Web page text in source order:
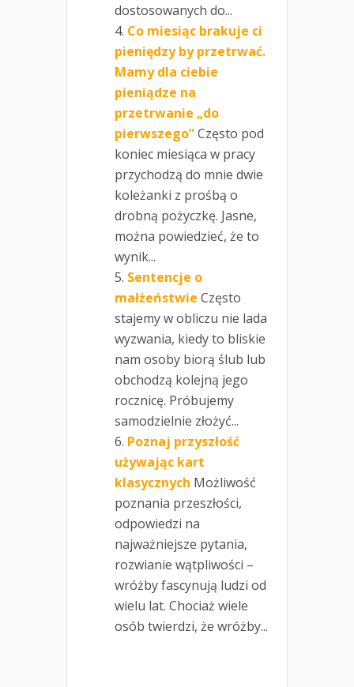
dostosowanych do...
Co miesiąc brakuje ci
pieniędzy by przetrwać.
Mamy dla ciebie
pieniądze na
przetrwanie „do
pierwszego”Często pod
koniec miesiąca w pracy
przychodzą do mnie dwie
koleżanki z prośbą o
drobną pożyczkę. Jasne,
można powiedzieć, że to
wynik...
Sentencje o
małżeństwie Często
stajemy w obliczu nie lada
wyzwania, kiedy to bliskie
nam osoby biorą ślub lub
obchodzą kolejną jego
rocznicę. Próbujemy
samodzielnie złożyć...
Poznaj przyszłość
używając kart
klasycznych Możliwość
poznania przeszłości,
odpowiedzi na
najważniejsze pytania,
rozwianie wątpliwości –
wróżby fascynują ludzi od
wielu lat. Chociaż wiele
osób twierdzi, że wróżby...